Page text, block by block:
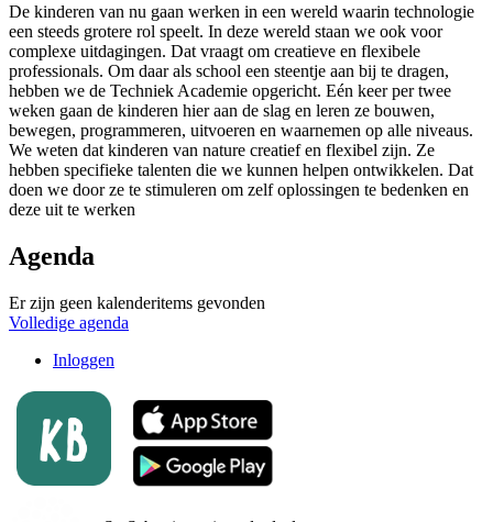
De kinderen van nu gaan werken in een wereld waarin technologie
een steeds grotere rol speelt. In deze wereld staan we ook voor
complexe uitdagingen. Dat vraagt om creatieve en flexibele
professionals. Om daar als school een steentje aan bij te dragen,
hebben we de Techniek Academie opgericht. Eén keer per twee
weken gaan de kinderen hier aan de slag en leren ze bouwen,
bewegen, programmeren, uitvoeren en waarnemen op alle niveaus.
We weten dat kinderen van nature creatief en flexibel zijn. Ze
hebben specifieke talenten die we kunnen helpen ontwikkelen. Dat
doen we door ze te stimuleren om zelf oplossingen te bedenken en
deze uit te werken
Agenda
Er zijn geen kalenderitems gevonden
Volledige agenda
Inloggen